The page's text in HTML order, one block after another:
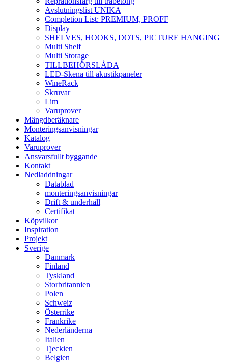
Avslutningslist UNIKA
Completion List: PREMIUM, PROFF
Display
SHELVES, HOOKS, DOTS, PICTURE HANGING
Multi Shelf
Multi Storage
TILLBEHÖRSLÅDA
LED-Skena till akustikpaneler
WineRack
Skruvar
Lim
Varuprover
Mängdberäknare
Monteringsanvisningar
Katalog
Varuprover
Ansvarsfullt byggande
Kontakt
Nedladdningar
Datablad
monteringsanvisningar
Drift & underhåll
Certifikat
Köpvilkor
Inspiration
Projekt
Sverige
Danmark
Finland
Tyskland
Storbritannien
Polen
Schweiz
Österrike
Frankrike
Nederländerna
Italien
Tjeckien
Belgien